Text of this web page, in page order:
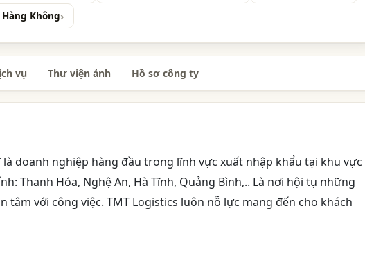
Không
vụ Thư viện ảnh Hồ sơ công ty
là doanh nghiệp hàng đầu trong lĩnh vực xuất nhập khẩu tại khu vực
Thanh Hóa, Nghệ An, Hà Tĩnh, Quảng Bình,.. Là nơi hội tụ những
tâm với công việc. TMT Logistics luôn nỗ lực mang đến cho khách